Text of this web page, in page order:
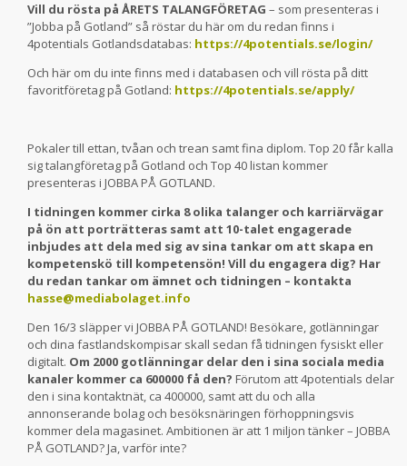
Vill du rösta på ÅRETS TALANGFÖRETAG – som presenteras i
”Jobba på Gotland” så röstar du här om du redan finns i
4potentials Gotlandsdatabas: https://4potentials.se/login/
Och här om du inte finns med i databasen och vill rösta på ditt
favoritföretag på Gotland: https://4potentials.se/apply/
Pokaler till ettan, tvåan och trean samt fina diplom. Top 20 får kalla
sig talangföretag på Gotland och Top 40 listan kommer
presenteras i JOBBA PÅ GOTLAND.
I tidningen kommer cirka 8 olika talanger och karriärvägar
på ön att porträtteras samt att 10-talet engagerade
inbjudes att dela med sig av sina tankar om att skapa en
kompetenskö till kompetensön! Vill du engagera dig? Har
du redan tankar om ämnet och tidningen – kontakta
hasse@mediabolaget.info
Den 16/3 släpper vi JOBBA PÅ GOTLAND! Besökare, gotlänningar
och dina fastlandskompisar skall sedan få tidningen fysiskt eller
digitalt. Om 2000 gotlänningar delar den i sina sociala media
kanaler kommer ca 600000 få den? Förutom att 4potentials delar
den i sina kontaktnät, ca 400000, samt att du och alla
annonserande bolag och besöksnäringen förhoppningsvis
kommer dela magasinet. Ambitionen är att 1 miljon tänker – JOBBA
PÅ GOTLAND? Ja, varför inte?